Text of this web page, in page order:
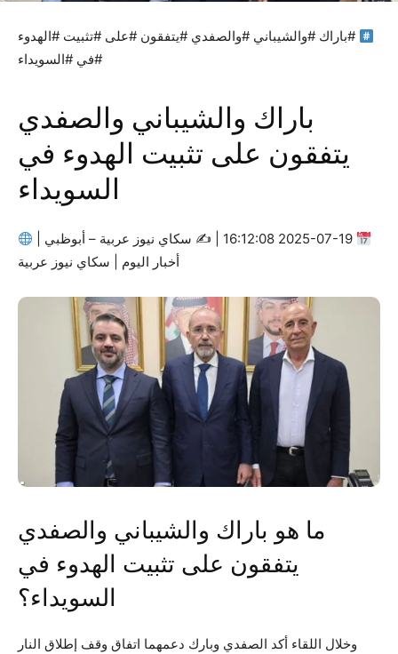
#باراك #والشيباني #والصفدي #يتفقون #على #تثبيت #الهدوء
#في #السويداء
باراك والشيباني والصفدي
يتفقون على تثبيت الهدوء في
السويداء
سكاي نيوز عربية – أبوظبي |
أخبار اليوم | سكاي نيوز عربية
ما هو باراك والشيباني والصفدي
يتفقون على تثبيت الهدوء في
السويداء؟
وخلال اللقاء أكد الصفدي وبارك دعمهما اتفاق وقف إطلاق النار